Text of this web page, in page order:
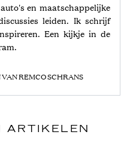
en maatschappelijke
leiden. Ik schrijf
Een kijkje in de
REMCO SCHRANS
ARTIKELEN